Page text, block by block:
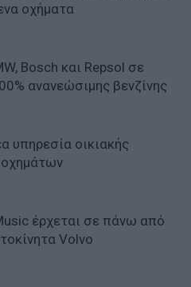
οχήματα
Bosch και Repsol σε
ανανεώσιμης βενζίνης
υπηρεσία οικιακής
έρχεται σε πάνω από
Volvo